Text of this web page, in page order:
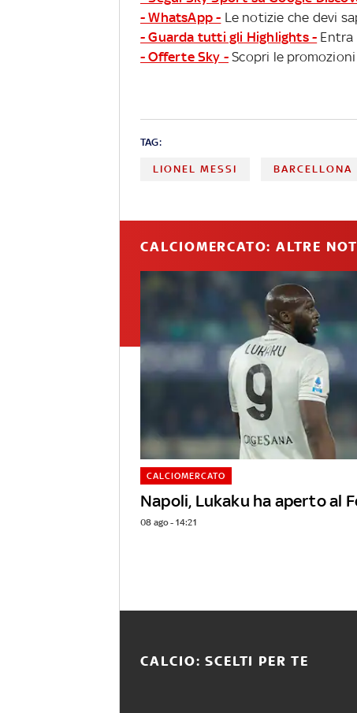
- WhatsApp - Le notizie che devi
- Guarda tutti gli Highlights - Entra
- Offerte Sky - Scopri le
TAG:
LIONEL MESSI BARCELLONA
CALCIOMERCATO: ALTRE
Napoli, Lukaku ha aperto al
CALCIOMERCATO
08 ago - 14:21
CALCIO: SCELTI PER TE